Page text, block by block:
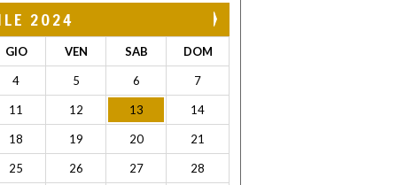
2024
GIO VEN SAB DOM
4 5 6 7
11 12 13 14
18 19 20 21
25 26 27 28